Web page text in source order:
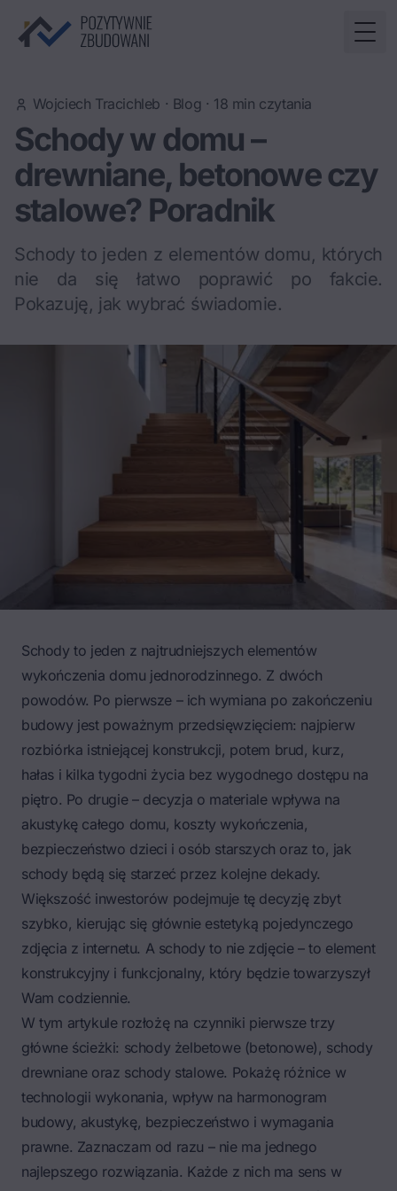
Wojciech Tracichleb · Blog · 18 min czytania
Schody w domu –
drewniane, betonowe czy
stalowe? Poradnik
Schody to jeden z elementów domu, których
nie da się łatwo poprawić po fakcie.
Pokazuję, jak wybrać świadomie.
Schody to jeden z najtrudniejszych elementów
wykończenia domu jednorodzinnego. Z dwóch
powodów. Po pierwsze – ich wymiana po zakończeniu
budowy jest poważnym przedsięwzięciem: najpierw
rozbiórka istniejącej konstrukcji, potem brud, kurz,
hałas i kilka tygodni życia bez wygodnego dostępu na
piętro. Po drugie – decyzja o materiale wpływa na
akustykę całego domu, koszty wykończenia,
bezpieczeństwo dzieci i osób starszych oraz to, jak
schody będą się starzeć przez kolejne dekady.
Większość inwestorów podejmuje tę decyzję zbyt
szybko, kierując się głównie estetyką pojedynczego
zdjęcia z internetu. A schody to nie zdjęcie – to element
konstrukcyjny i funkcjonalny, który będzie towarzyszył
Wam codziennie.
W tym artykule rozłożę na czynniki pierwsze trzy
główne ścieżki: schody żelbetowe (betonowe), schody
drewniane oraz schody stalowe. Pokażę różnice w
technologii wykonania, wpływ na harmonogram
budowy, akustykę, bezpieczeństwo i wymagania
prawne. Zaznaczam od razu – nie ma jednego
najlepszego rozwiązania. Każde z nich ma sens w